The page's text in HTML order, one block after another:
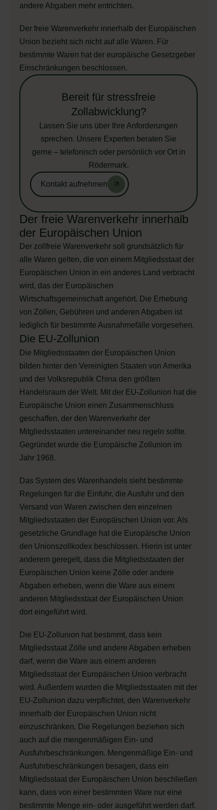
andere Abgaben mehr entrichten.
Der freie Warenverkehr innerhalb der Europäischen
Union bezieht sich nicht auf alle Waren. Für
bestimmte Waren hat der europäische Gesetzgeber
Einschränkungen beschlossen.
Bereit für stressfreie
Zollabwicklung?
Lassen Sie uns über Ihre Anforderungen
sprechen. Unsere Experten beraten Sie
gerne – telefonisch oder persönlich vor Ort in
Rödermark.
Kontakt aufnehmen
Der freie Warenverkehr innerhalb
der Europäischen Union
Der zollfreie Warenverkehr soll grundsätzlich für
alle Waren gelten, die von einem Mitgliedsstaat der
Europäischen Union in ein anderes Land verbracht
wird, das der Europäischen
Wirtschaftsgemeinschaft angehört. Die Erhebung
von Zöllen, Gebühren und anderen Abgaben ist
lediglich für bestimmte Ausnahmefälle vorgesehen.
Die EU-Zollunion
Die Mitgliedsstaaten der Europäischen Union
bilden hinter den Vereinigten Staaten von Amerika
und der Volksrepublik China den größten
Handelsraum der Welt. Mit der EU-Zollunion hat die
Europäische Union einen Zusammenschluss
geschaffen, der den Warenverkehr der
Mitgliedsstaaten untereinander neu regeln sollte.
Gegründet wurde die Europäische Zollunion im
Jahr 1968.
Das System des Warenhandels sieht bestimmte
Regelungen für die Einfuhr, die Ausfuhr und den
Versand von Waren zwischen den einzelnen
Mitgliedsstaaten der Europäischen Union vor. Als
gesetzliche Grundlage hat die Europäische Union
den Unionszollkodex beschlossen. Hierin ist unter
anderem geregelt, dass die Mitgliedsstaaten der
Europäischen Union keine Zölle oder andere
Abgaben erheben, wenn die Ware aus einem
anderen Mitgliedsstaat der Europäischen Union
dort eingeführt wird.
Die EU-Zollunion hat bestimmt, dass kein
Mitgliedsstaat Zölle und andere Abgaben erheben
darf, wenn die Ware aus einem anderen
Mitgliedsstaat der Europäischen Union verbracht
wird. Außerdem wurden die Mitgliedsstaaten mit der
EU-Zollunion dazu verpflichtet, den Warenverkehr
innerhalb der Europäischen Union nicht
einzuschränken. Die Regelungen beziehen sich
auch auf die mengenmäßigen Ein- und
Ausfuhrbeschränkungen. Mengenmäßige Ein- und
Ausfuhrbeschränkungen besagen, dass ein
Mitgliedsstaat der Europäischen Union beschließen
kann, dass von einer bestimmten Ware nur eine
bestimmte Menge ein- oder ausgeführt werden darf.